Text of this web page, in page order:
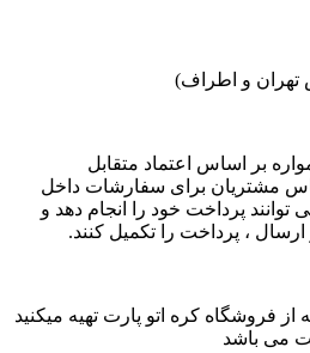
و اطراف)
بر اساس اعتماد متقابل
مشتریان برای سفارشات داخل
پرداخت خود را انجام دهد و
، پرداخت را تکمیل کنند.
فروشگاه کره اتو پارت تهیه میکنید
می باشد